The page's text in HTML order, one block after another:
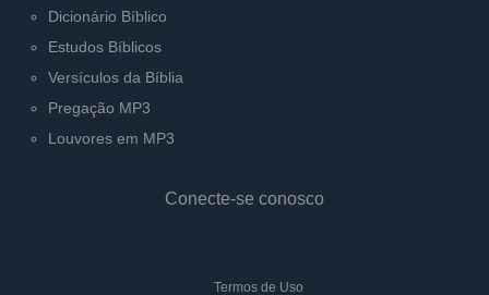
Dicionário Bíblico
Estudos Bíblicos
Versículos da Bíblia
Pregação MP3
Louvores em MP3
Conecte-se conosco
Termos de Uso